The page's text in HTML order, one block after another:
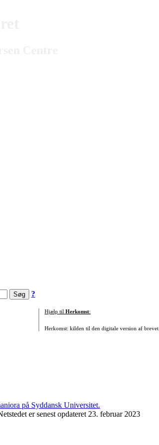
?
Hjælp til Herkomst:
Herkomst: kilden til den digitale version af brevet.
er senest opdateret 23. februar 2023